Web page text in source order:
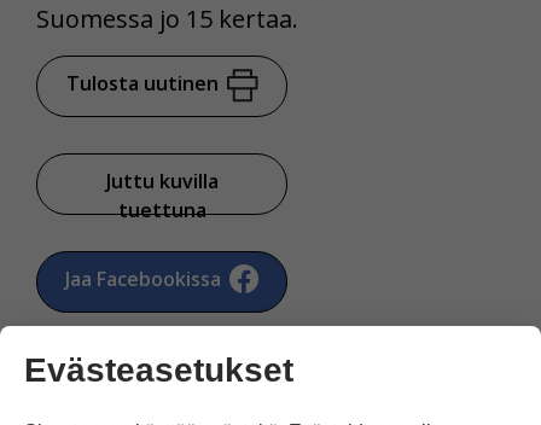
Suomessa jo 15 kertaa.
Tulosta uutinen
Juttu kuvilla
tuettuna
Jaa Facebookissa
Evästeasetukset